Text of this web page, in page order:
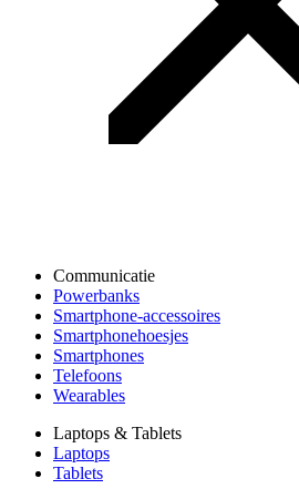
Communicatie
Powerbanks
Smartphone-accessoires
Smartphonehoesjes
Smartphones
Telefoons
Wearables
Laptops & Tablets
Laptops
Tablets